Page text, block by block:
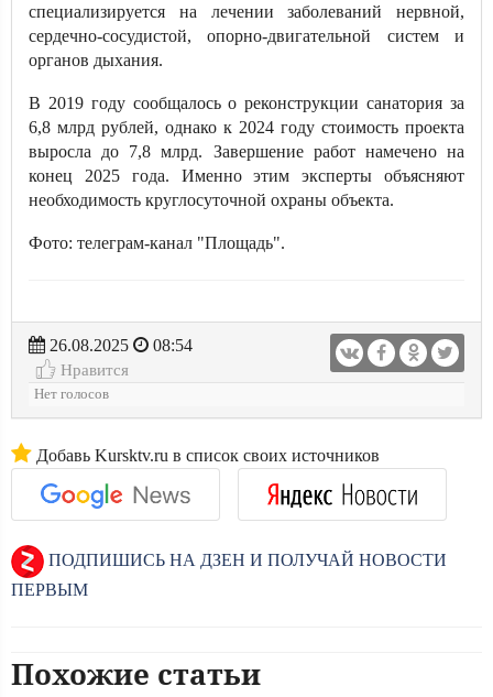
специализируется на лечении заболеваний нервной,
сердечно-сосудистой, опорно-двигательной систем и
органов дыхания.
В 2019 году сообщалось о реконструкции санатория за
6,8 млрд рублей, однако к 2024 году стоимость проекта
выросла до 7,8 млрд. Завершение работ намечено на
конец 2025 года. Именно этим эксперты объясняют
необходимость круглосуточной охраны объекта.
Фото: телеграм-канал "Площадь".
26.08.2025
08:54
Нравится
Нет голосов
Добавь Kursktv.ru в список своих источников
ПОДПИШИСЬ НА ДЗЕН И ПОЛУЧАЙ НОВОСТИ
ПЕРВЫМ
Похожие статьи